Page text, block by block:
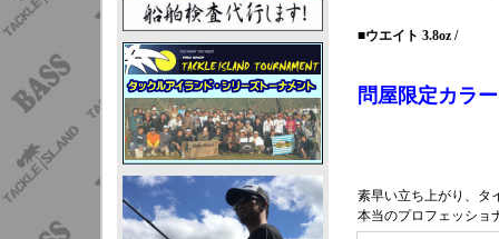
■ウエイト 3.8oz /
問屋限定カラー
素早い立ち上がり、タ
本当のプロフェッショ